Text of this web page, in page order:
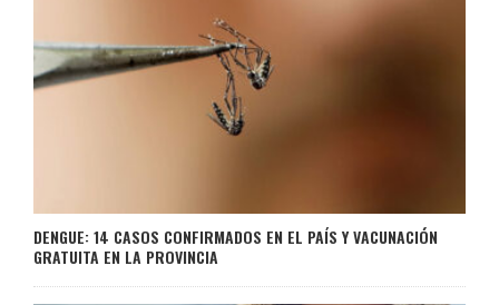
DENGUE: 14 CASOS CONFIRMADOS EN EL PAÍS Y VACUNACIÓN
GRATUITA EN LA PROVINCIA